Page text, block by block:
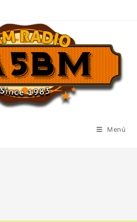
Menú